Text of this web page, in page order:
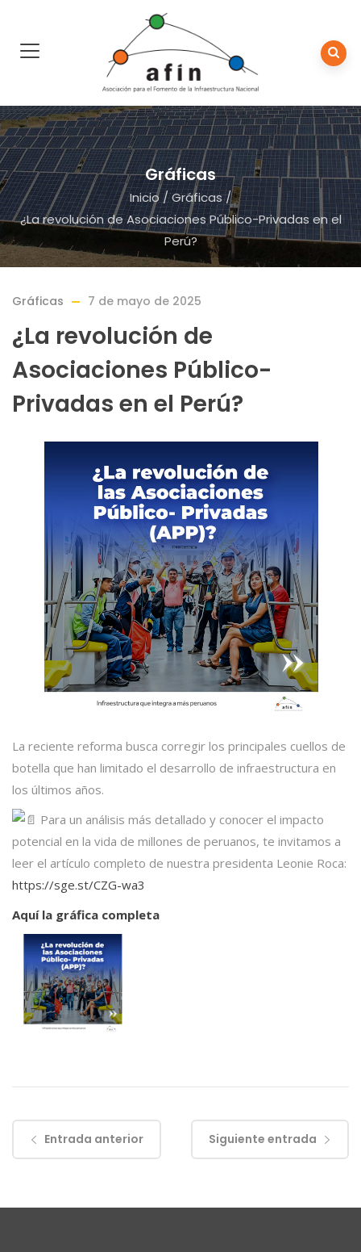
Gráficas
Inicio/Gráficas/
¿La revolución de Asociaciones Público-Privadas en el
Perú?
Gráficas 7 de mayo de 2025
¿La revolución de
Asociaciones Público-
Privadas en el Perú?
La reciente reforma busca corregir los principales cuellos de
botella que han limitado el desarrollo de infraestructura en
los últimos años.
Para un análisis más detallado y conocer el impacto
potencial en la vida de millones de peruanos, te invitamos a
leer el artículo completo de nuestra presidenta Leonie Roca:
https://sge.st/CZG-wa3
Aquí la gráfica completa
Entrada anterior Siguiente entrada